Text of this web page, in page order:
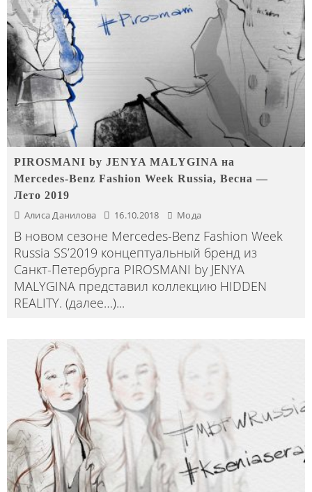
PIROSMANI by JENYA MALYGINA на
Mercedes-Benz Fashion Week Russia, Весна —
Лето 2019
Алиса Данилова 16.10.2018 Мода
В новом сезоне Mercedes-Benz Fashion Week
Russia SS’2019 концептуальный бренд из
Санкт-Петербурга PIROSMANI by JENYA
MALYGINA представил коллекцию HIDDEN
REALITY. (далее…)...